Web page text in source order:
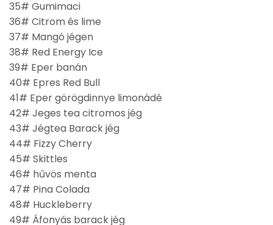
35# Gumimaci
36# Citrom és lime
37# Mangó jégen
38# Red Energy Ice
39# Eper banán
40# Epres Red Bull
41# Eper görögdinnye limonádé
42# Jeges tea citromos jég
43# Jégtea Barack jég
44# Fizzy Cherry
45# Skittles
46# hűvös menta
47# Pina Colada
48# Huckleberry
49# Áfonyás barack jég